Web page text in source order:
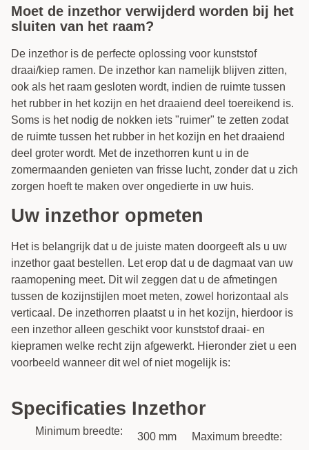
Moet de inzethor verwijderd worden bij het
sluiten van het raam?
De inzethor is de perfecte oplossing voor kunststof
draai/kiep ramen. De inzethor kan namelijk blijven zitten,
ook als het raam gesloten wordt, indien de ruimte tussen
het rubber in het kozijn en het draaiend deel toereikend is.
Soms is het nodig de nokken iets "ruimer" te zetten zodat
de ruimte tussen het rubber in het kozijn en het draaiend
deel groter wordt. Met de inzethorren kunt u in de
zomermaanden genieten van frisse lucht, zonder dat u zich
zorgen hoeft te maken over ongedierte in uw huis.
Uw inzethor opmeten
Het is belangrijk dat u de juiste maten doorgeeft als u uw
inzethor gaat bestellen. Let erop dat u de dagmaat van uw
raamopening meet. Dit wil zeggen dat u de afmetingen
tussen de kozijnstijlen moet meten, zowel horizontaal als
verticaal. De inzethorren plaatst u in het kozijn, hierdoor is
een inzethor alleen geschikt voor kunststof draai- en
kiepramen welke recht zijn afgewerkt. Hieronder ziet u een
voorbeeld wanneer dit wel of niet mogelijk is:
Specificaties Inzethor
Minimum breedte: 300 mm
Maximum breedte: